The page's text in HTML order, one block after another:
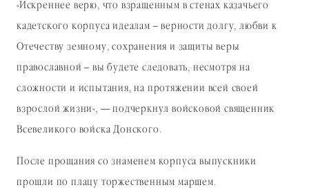
«Искреннее верю, что взращенным в стенах казачьего
кадетского корпуса идеалам – верности долгу, любви к
Отечеству земному, сохранения и защиты веры
православной – вы будете следовать, несмотря на
сложности и испытания, на протяжении всей своей
взрослой жизни», — подчеркнул войсковой священник
Всевеликого войска Донского.
После прощания со знаменем корпуса выпускники
прошли по плацу торжественным маршем.